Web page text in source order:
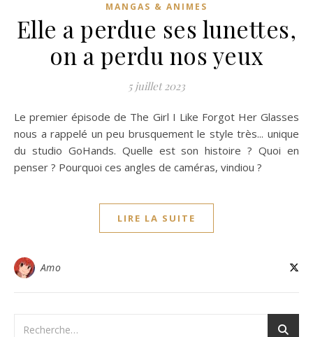
MANGAS & ANIMES
Elle a perdue ses lunettes,
on a perdu nos yeux
5 juillet 2023
Le premier épisode de The Girl I Like Forgot Her Glasses
nous a rappelé un peu brusquement le style très... unique
du studio GoHands. Quelle est son histoire ? Quoi en
penser ? Pourquoi ces angles de caméras, vindiou ?
LIRE LA SUITE
Amo